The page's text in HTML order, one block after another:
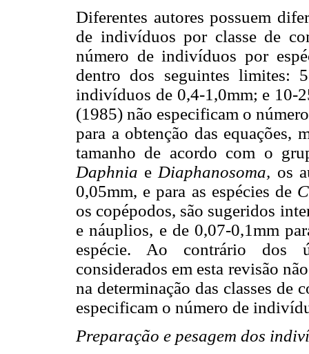
Diferentes autores possuem
de indivíduos por classe de
número de indivíduos por
dentro dos seguintes limites:
indivíduos de 0,4-1,0mm; e 10-
(1985) não especificam o
para a obtenção das equações,
tamanho de acordo com o
Daphnia e Diaphanosoma, os
0,05mm, e para as espécies de
os copépodos, são sugeridos
e náuplios, e de 0,07-0,1mm
espécie. Ao contrário dos
considerados em esta revisão
na determinação das classes de
especificam o número de
Preparação e pesagem dos